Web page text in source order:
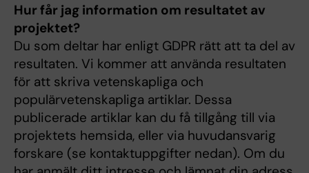
Hur får jag information om resultatet av
projektet?
Du som deltar har enligt GDPR rätt att ta del av
resultaten. Vi kommer att använda resultaten
för att skriva vetenskapliga och
populärvetenskapliga artiklar. Dessa
publicerade artiklar kan du få tillgång till via
projektets hemsida, eller via huvudansvarig
forskare (se kontaktuppgifter nedan). Om du